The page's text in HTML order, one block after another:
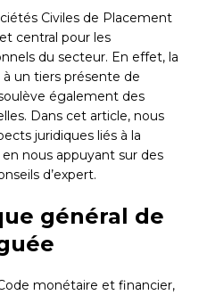
Civiles de Placement
central pour les
du secteur. En effet, la
un tiers présente de
également des
Dans cet article, nous
juridiques liés à la
nous appuyant sur des
d’expert.
général de
monétaire et financier,